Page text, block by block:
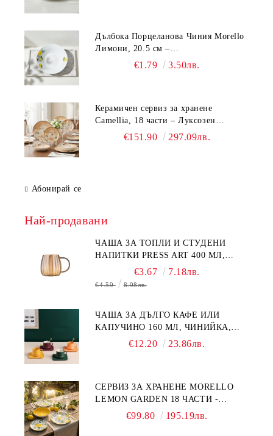
Дълбока Порцеланова Чиния Morello
Лимони, 20.5 см –
Средиземноморски Стил
€1.79 3.50лв.
Керамичен сервиз за хранене
Camellia, 18 части – Луксозен
комплект чинии с флорален мотив
€151.90 297.09лв.
Абонирай се
Най-продавани
ЧАША ЗА ТОПЛИ И СТУДЕНИ
НАПИТКИ PRESS ART 400 МЛ,
БОРОСИЛИКАТНО СТЪКЛО
€3.67 7.18лв.
€4.59 8.98лв.
ЧАША ЗА ДЪЛГО КАФЕ ИЛИ
КАПУЧИНО 160 МЛ, ЧИНИЙКА,
ЛЪЖИЧКА GREEN, ORANGE LOVE
€12.20 23.86лв.
СЕРВИЗ ЗА ХРАНЕНЕ MORELLO
LEMON GARDEN 18 ЧАСТИ -
ПОРЦЕЛАН€99.80 195.19лв.